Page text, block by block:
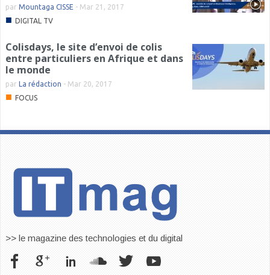
par Mountaga CISSE - Mar 21, 2017
■ DIGITAL TV
Colisdays, le site d’envoi de colis
entre particuliers en Afrique et dans
le monde
par La rédaction - Mar 20, 2017
■ FOCUS
>> le magazine des technologies et du digital